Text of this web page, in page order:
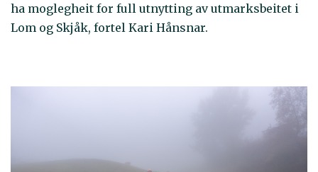
ha moglegheit for full utnytting av utmarksbeitet i
Lom og Skjåk, fortel Kari Hånsnar.